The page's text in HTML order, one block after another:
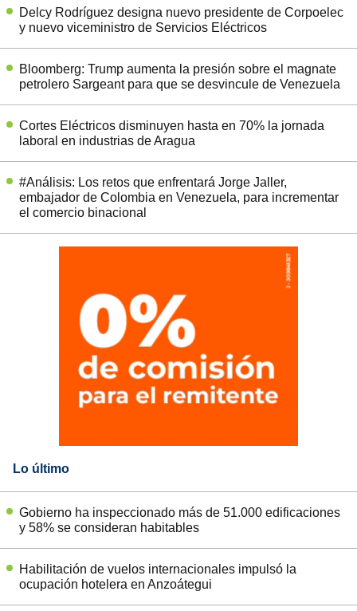
Delcy Rodríguez designa nuevo presidente de Corpoelec
y nuevo viceministro de Servicios Eléctricos
Bloomberg: Trump aumenta la presión sobre el magnate
petrolero Sargeant para que se desvincule de Venezuela
Cortes Eléctricos disminuyen hasta en 70% la jornada
laboral en industrias de Aragua
#Análisis: Los retos que enfrentará Jorge Jaller,
embajador de Colombia en Venezuela, para incrementar
el comercio binacional
Lo último
Gobierno ha inspeccionado más de 51.000 edificaciones
y 58% se consideran habitables
Habilitación de vuelos internacionales impulsó la
ocupación hotelera en Anzoátegui